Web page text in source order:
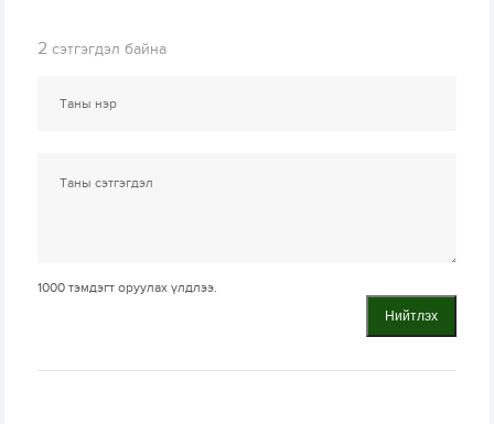
2 сэтгэгдэл байна
1000 тэмдэгт оруулах үлдлээ.
Нийтлэх